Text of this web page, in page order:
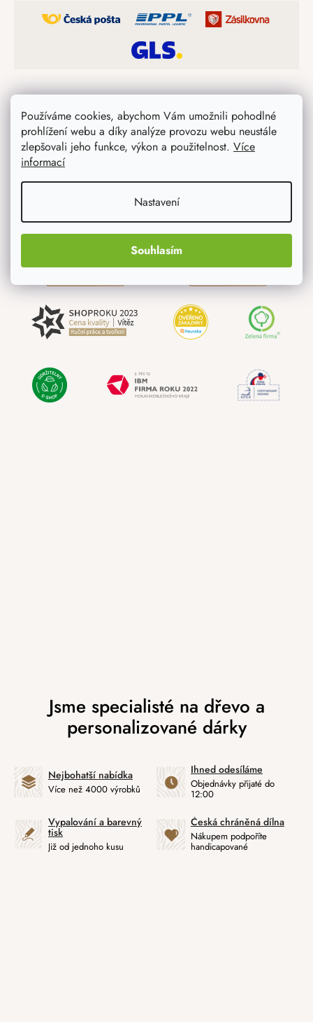
Používáme cookies, abychom Vám umožnili pohodlné
prohlížení webu a díky analýze provozu webu neustále
zlepšovali jeho funkce, výkon a použitelnost. Více
informací
Nastavení
Souhlasím
Jsme spolehlivý certifikovaný partner
Nejbohatší nabídka
Více než 4000 výrobků
Ihned odesíláme
Objednávky přijaté do
12:00
Vypalování a barevný
tisk
Již od jednoho kusu
Česká chráněná dílna
Nákupem podpoříte
handicapované